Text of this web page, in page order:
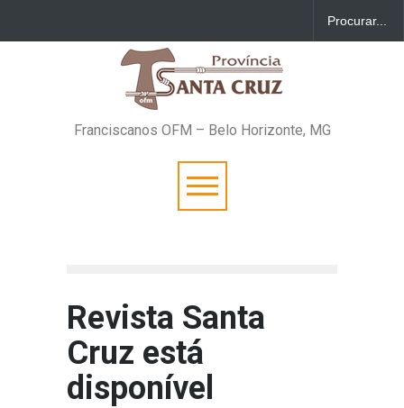
Franciscanos OFM – Belo Horizonte, MG
Revista Santa
Cruz está
disponível